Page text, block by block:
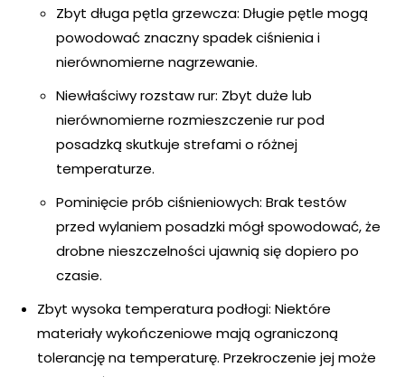
Zbyt długa pętla grzewcza: Długie pętle mogą
powodować znaczny spadek ciśnienia i
nierównomierne nagrzewanie.
Niewłaściwy rozstaw rur: Zbyt duże lub
nierównomierne rozmieszczenie rur pod
posadzką skutkuje strefami o różnej
temperaturze.
Pominięcie prób ciśnieniowych: Brak testów
przed wylaniem posadzki mógł spowodować, że
drobne nieszczelności ujawnią się dopiero po
czasie.
Zbyt wysoka temperatura podłogi: Niektóre
materiały wykończeniowe mają ograniczoną
tolerancję na temperaturę. Przekroczenie jej może